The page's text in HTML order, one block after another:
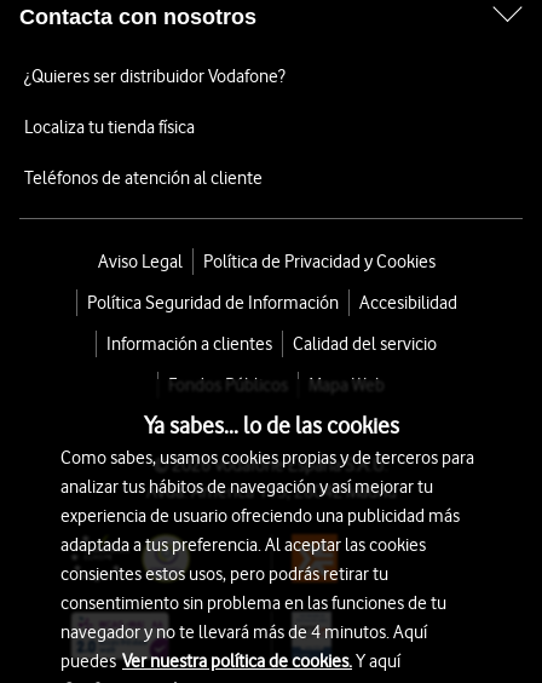
Contacta con nosotros
¿Quieres ser distribuidor Vodafone?
Localiza tu tienda física
Teléfonos de atención al cliente
Aviso Legal
Política de Privacidad y Cookies
Política Seguridad de Información
Accesibilidad
Información a clientes
Calidad del servicio
Fondos Públicos
Mapa Web
© 2026 Vodafone España S.A.U.
Avda. América 115, 28042 Madrid
Ya sabes... lo de las cookies
Como sabes, usamos cookies propias y de terceros para
analizar tus hábitos de navegación y así mejorar tu
experiencia de usuario ofreciendo una publicidad más
adaptada a tus preferencia. Al aceptar las cookies
consientes estos usos, pero podrás retirar tu
consentimiento sin problema en las funciones de tu
navegador y no te llevará más de 4 minutos. Aquí
puedesVer nuestra política de cookies.Y aquí